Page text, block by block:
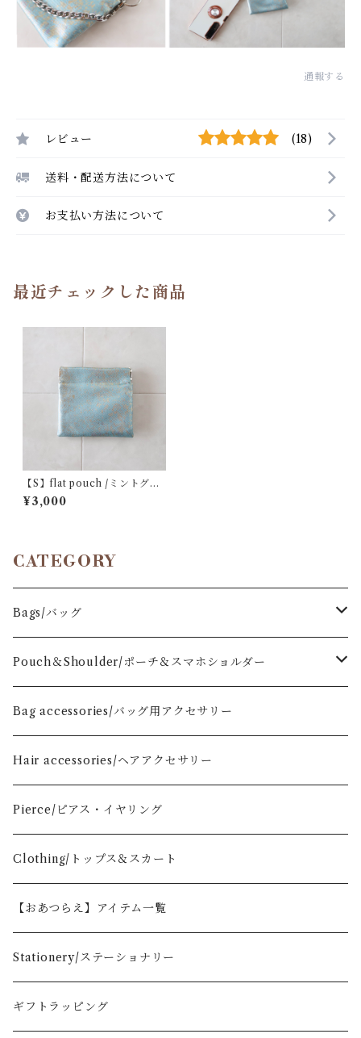
通報する
レビュー (18)
送料・配送方法について
お支払い方法について
最近チェックした商品
【S】flat pouch /ミントグラ
デーション/mint gradation
¥3,000
CATEGORY
Bags/バッグ
Drawstring Bag
Mini
Small
One Handle Bag
size17
size26
Market Bag
size31
size20
Hobo Bag
Pouch＆Shoulder/ポーチ＆スマホショルダー
【S】flat pouch
【M】flat pouch
smartphone pouch
Fan-shaped pouch
Bag accessories/バッグ用アクセサリー
Hair accessories/ヘアアクセサリー
Pierce/ピアス・イヤリング
Clothing/トップス＆スカート
【おあつらえ】アイテム一覧
Stationery/ステーショナリー
ギフトラッピング